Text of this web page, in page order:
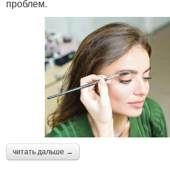
проблем.
читать дальше →